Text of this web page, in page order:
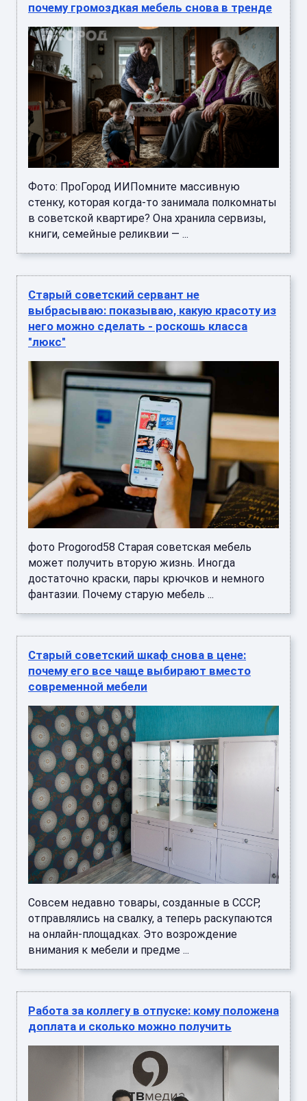
почему громоздкая мебель снова в тренде
Фото: ПроГород ИИПомните массивную
стенку, которая когда‑то занимала полкомнаты
в советской квартире? Она хранила сервизы,
книги, семейные реликвии — ...
Старый советский сервант не
выбрасываю: показываю, какую красоту из
него можно сделать - роскошь класса
"люкс"
фото Progorod58 Старая советская мебель
может получить вторую жизнь. Иногда
достаточно краски, пары крючков и немного
фантазии. Почему старую мебель ...
Старый советский шкаф снова в цене:
почему его все чаще выбирают вместо
современной мебели
Совсем недавно товары, созданные в СССР,
отправлялись на свалку, а теперь раскупаются
на онлайн-площадках. Это возрождение
внимания к мебели и предме ...
Работа за коллегу в отпуске: кому положена
доплата и сколько можно получить